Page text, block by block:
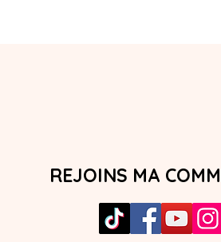
REJOINS MA